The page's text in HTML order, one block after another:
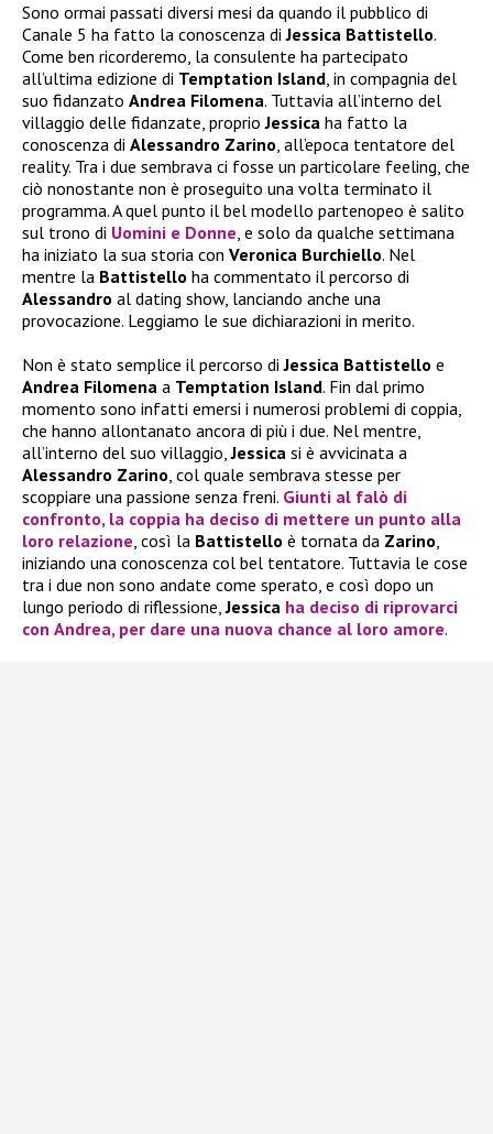
Sono ormai passati diversi mesi da quando il pubblico di
Canale 5 ha fatto la conoscenza diJessica Battistello.
Come ben ricorderemo, la consulente ha partecipato
all’ultima edizione di Temptation Island, in compagnia del
suo fidanzato Andrea Filomena. Tuttavia all’interno del
villaggio delle fidanzate, proprioJessica ha fatto la
conoscenza di Alessandro Zarino, all’epoca tentatore del
reality. Tra i due sembrava ci fosse un particolare feeling, che
ciò nonostante non è proseguito una volta terminato il
programma. A quel punto il bel modello partenopeo è salito
sul trono di Uomini e Donne, e solo da qualche settimana
ha iniziato la sua storia con Veronica Burchiello. Nel
mentre la Battistello ha commentato il percorso di
Alessandro al dating show, lanciando anche una
provocazione. Leggiamo le sue dichiarazioni in merito.
Non è stato semplice il percorso diJessica Battistello e
Andrea Filomena a Temptation Island. Fin dal primo
momento sono infatti emersi i numerosi problemi di coppia,
che hanno allontanato ancora di più i due. Nel mentre,
all’interno del suo villaggio,Jessica si è avvicinata a
Alessandro Zarino, col quale sembrava stesse per
scoppiare una passione senza freni. Giunti al falò di
confronto, la coppia ha deciso di mettere un punto alla
loro relazione, così la Battistello è tornata da Zarino,
iniziando una conoscenza col bel tentatore. Tuttavia le cose
tra i due non sono andate come sperato, e così dopo un
lungo periodo di riflessione,Jessica ha deciso di riprovarci
con Andrea, per dare una nuova chance al loro amore.